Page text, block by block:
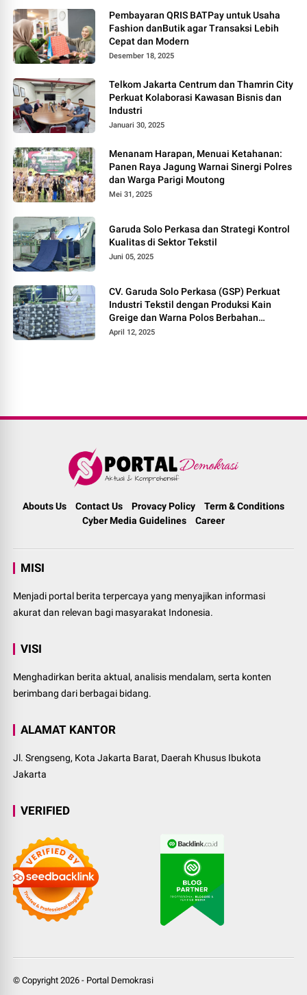
Pembayaran QRIS BATPay untuk Usaha
Fashion danButik agar Transaksi Lebih
Cepat dan Modern
Desember 18, 2025
Telkom Jakarta Centrum dan Thamrin City
Perkuat Kolaborasi Kawasan Bisnis dan
Industri
Januari 30, 2025
Menanam Harapan, Menuai Ketahanan:
Panen Raya Jagung Warnai Sinergi Polres
dan Warga Parigi Moutong
Mei 31, 2025
Garuda Solo Perkasa dan Strategi Kontrol
Kualitas di Sektor Tekstil
Juni 05, 2025
CV. Garuda Solo Perkasa (GSP) Perkuat
Industri Tekstil dengan Produksi Kain
Greige dan Warna Polos Berbahan
Tetoron Rayon
April 12, 2025
Abouts Us Contact Us Provacy Policy
Term & Conditions
Cyber Media Guidelines
Career
MISI
Menjadi portal berita terpercaya yang menyajikan informasi
akurat dan relevan bagi masyarakat Indonesia.
VISI
Menghadirkan berita aktual, analisis mendalam, serta konten
berimbang dari berbagai bidang.
ALAMAT KANTOR
Jl. Srengseng, Kota Jakarta Barat, Daerah Khusus Ibukota
Jakarta
VERIFIED
© Copyright2026 - Portal Demokrasi